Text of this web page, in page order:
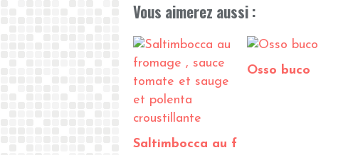
Vous aimerez aussi :
Saltimbocca au f
Osso buco